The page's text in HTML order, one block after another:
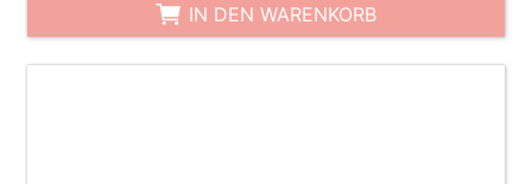
IN DEN WARENKORB